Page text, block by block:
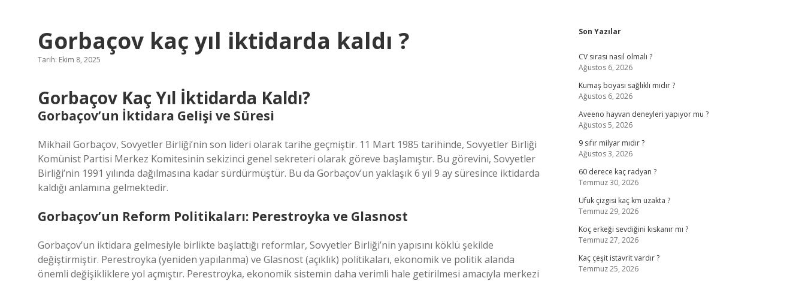
Gorbaçov kaç yıl iktidarda kaldı ?
Tarih: Ekim 8, 2025
Gorbaçov Kaç Yıl İktidarda Kaldı?
Gorbaçov’un İktidara Gelişi ve Süresi
Mikhail Gorbaçov, Sovyetler Birliği’nin son lideri olarak tarihe geçmiştir. 11 Mart 1985 tarihinde, Sovyetler Birliği
Komünist Partisi Merkez Komitesinin sekizinci genel sekreteri olarak göreve başlamıştır. Bu görevini, Sovyetler
Birliği’nin 1991 yılında dağılmasına kadar sürdürmüştür. Bu da Gorbaçov’un yaklaşık 6 yıl 9 ay süresince iktidarda
kaldığı anlamına gelmektedir.
Gorbaçov’un Reform Politikaları: Perestroyka ve Glasnost
Gorbaçov’un iktidara gelmesiyle birlikte başlattığı reformlar, Sovyetler Birliği’nin yapısını köklü şekilde
değiştirmiştir. Perestroyka (yeniden yapılanma) ve Glasnost (açıklık) politikaları, ekonomik ve politik alanda
önemli değişikliklere yol açmıştır. Perestroyka, ekonomik sistemin daha verimli hale getirilmesi amacıyla merkezi
Sidebar
Son Yazılar
CV sırası nasıl olmalı ?
Ağustos 6, 2026
Kumaş boyası sağlıklı mıdır ?
Ağustos 6, 2026
Aveeno hayvan deneyleri yapıyor mu ?
Ağustos 5, 2026
9 sıfır milyar mıdır ?
Ağustos 3, 2026
60 derece kaç radyan ?
Temmuz 30, 2026
Ufuk çizgisi kaç km uzakta ?
Temmuz 29, 2026
Koç erkeği sevdiğini kıskanır mı ?
Temmuz 27, 2026
Kaç çeşit istavrit vardır ?
Temmuz 25, 2026